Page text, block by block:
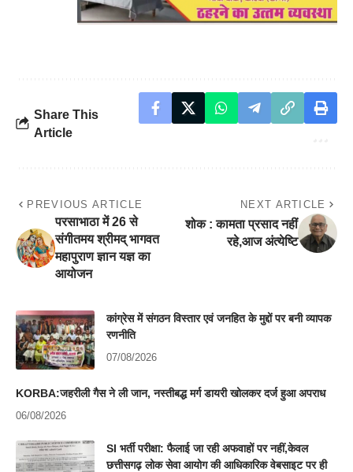
Share This
Article
PREVIOUS ARTICLE
परसाभाठा में 26 से
संगीतमय श्रीमद् भागवत
महापुराण ज्ञान यज्ञ का
आयोजन
NEXT ARTICLE
शोक : कामता प्रसाद नहीं
रहे,आज अंत्येष्टि
कांग्रेस में संगठन विस्तार एवं जनहित के मुद्दों पर बनी व्यापक
रणनीति
07/08/2026
KORBA:जहरीली गैस ने ली जान, नस्तीबद्ध मर्ग डायरी खोलकर दर्ज हुआ अपराध
06/08/2026
SI भर्ती परीक्षा: फैलाई जा रही अफवाहों पर नहीं,केवल
छत्तीसगढ़ लोक सेवा आयोग की आधिकारिक वेबसाइट पर ही